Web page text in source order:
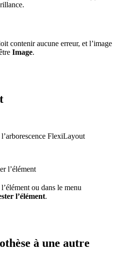
contenir aucune erreur, et l’image
Image.
FlexiLayout
l’élément
ou dans le menu
l’élément.
à une autre